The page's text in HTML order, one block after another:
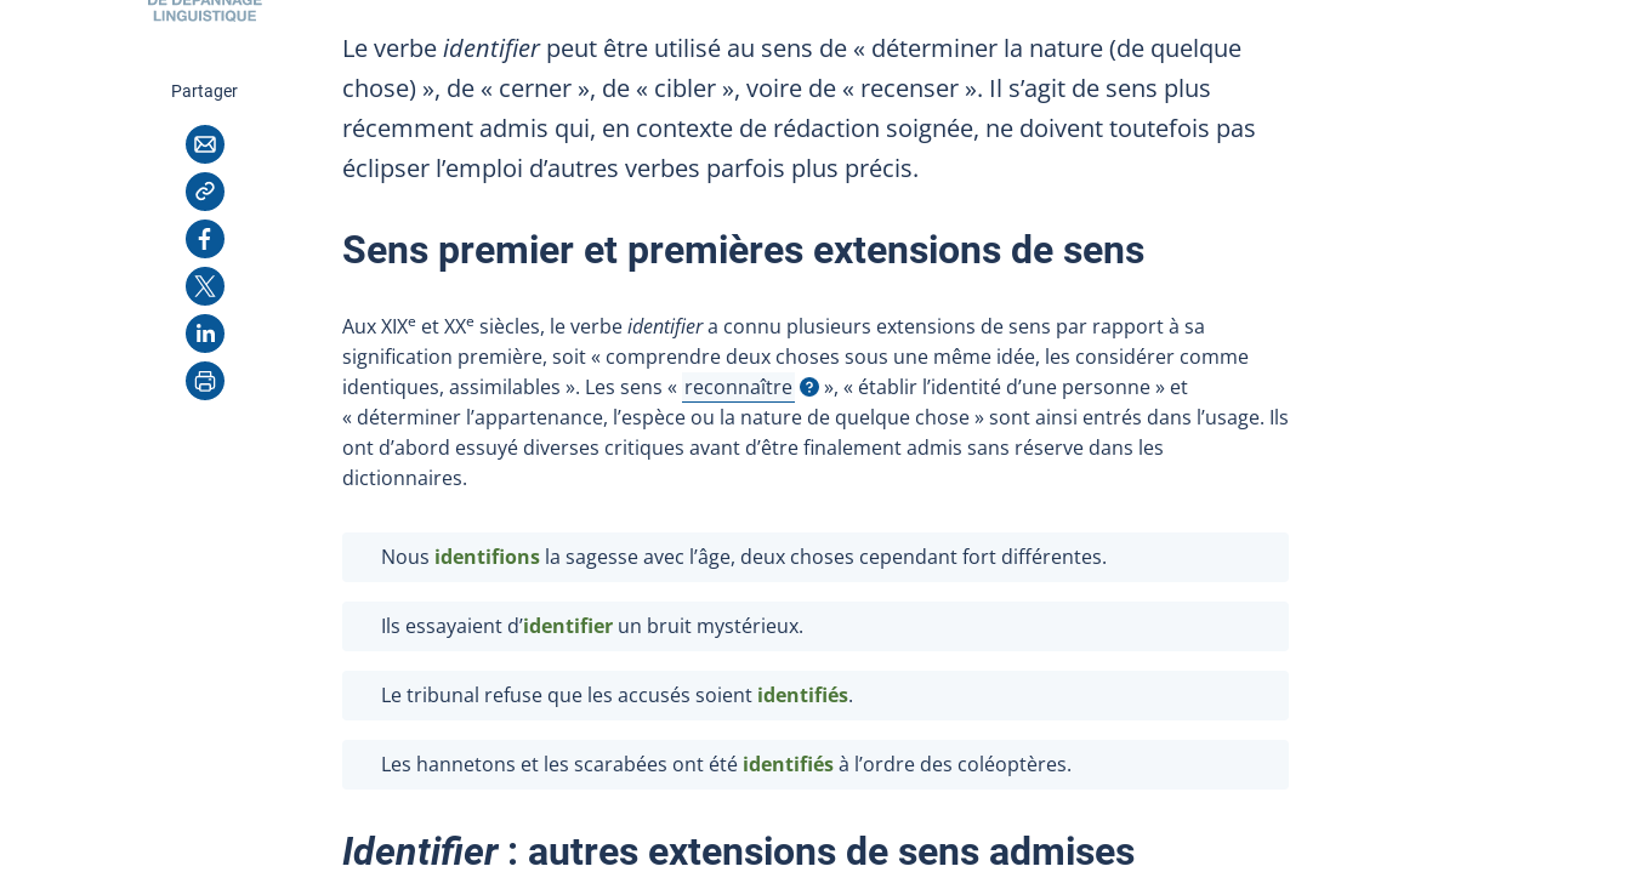
Partagercette page
Courriel
Copier l'adresse
Facebook
X
LinkedIn
Imprimer
Le verbeidentifierpeut être utilisé au sens de « déterminer la nature (de quelque
chose) », de « cerner », de « cibler », voire de « recenser ». Il s’agit de sens plus
récemment admis qui, en contexte de rédaction soignée, ne doivent toutefois pas
éclipser l’emploi d’autres verbes parfois plus précis.
Sens premier et premières extensions de sens
AuxXIXe et XXe siècles, le verbeidentifiera connu plusieurs extensions de sens par rapport à sa
signification première, soit « comprendre deux choses sous une même idée, les considérer comme
identiques, assimilables ». Les sens « reconnaître
Afficher l'infobulle
», « établir l’identité d’une personne» et
« déterminer l’appartenance, l’espèce ou la nature de quelque chose» sont ainsi entrés dans l’usage. Ils
ont d’abord essuyé diverses critiques avant d’être finalement admis sans réserve dans les
dictionnaires.
Nous identifions la sagesse avec l’âge, deux choses cependant fort différentes.
Ils essayaient d’identifier un bruit mystérieux.
Le tribunal refuse que les accusés soient identifiés.
Les hannetons et les scarabées ont été identifiésà l’ordre des coléoptères.
Identifier: autres extensions de sens admises